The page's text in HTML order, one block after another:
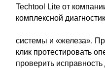
Techtool Lite от
комплексной
системы и «железа».
клик протестировать
проверить исправность